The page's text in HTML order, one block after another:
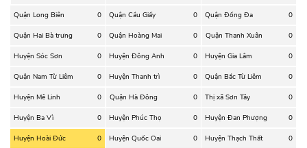
Quận Long Biên 0 Quận Cầu Giấy 0 Quận Đống Đa 0
Quận Hai Bà trưng 0 Quận Hoàng Mai 0 Quận Thanh Xuân 0
Huyện Sóc Sơn 0 Huyện Đông Anh 0 Huyện Gia Lâm 0
Quận Nam Từ Liêm 0 Huyện Thanh trì 0 Quận Bắc Từ Liêm 0
Huyện Mê Linh 0 Quận Hà Đông 0 Thị xã Sơn Tây 0
Huyện Ba Vì 0 Huyện Phúc Thọ 0 Huyện Đan Phượng 0
Huyện Hoài Đức 0 Huyện Quốc Oai 0 Huyện Thạch Thất 0